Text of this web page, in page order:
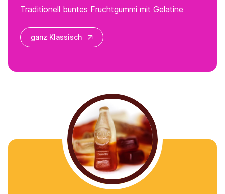
Traditionell buntes Fruchtgummi mit Gelatine
ganz Klassisch